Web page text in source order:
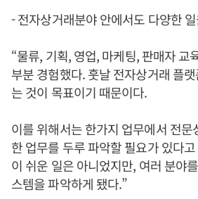
- 전자상거래분야 안에서도 다양한
“물류, 기획, 영업, 마케팅, 판매자 교
부분 경험했다. 훗날 전자상거래 플
는 것이 목표이기 때문이다.
이를 위해서는 한가지 업무에서 전
한 업무를 두루 파악할 필요가 있다
이 쉬운 일은 아니었지만, 여러 분야
스템을 파악하게 됐다.”